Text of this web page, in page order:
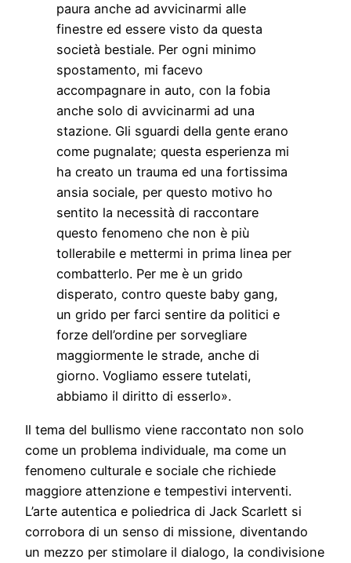
paura anche ad avvicinarmi alle
finestre ed essere visto da questa
società bestiale. Per ogni minimo
spostamento, mi facevo
accompagnare in auto, con la fobia
anche solo di avvicinarmi ad una
stazione. Gli sguardi della gente erano
come pugnalate; questa esperienza mi
ha creato un trauma ed una fortissima
ansia sociale, per questo motivo ho
sentito la necessità di raccontare
questo fenomeno che non è più
tollerabile e mettermi in prima linea per
combatterlo. Per me è un grido
disperato, contro queste baby gang,
un grido per farci sentire da politici e
forze dell’ordine per sorvegliare
maggiormente le strade, anche di
giorno. Vogliamo essere tutelati,
abbiamo il diritto di esserlo».
Il tema del bullismo viene raccontato non solo
come un problema individuale, ma come un
fenomeno culturale e sociale che richiede
maggiore attenzione e tempestivi interventi.
L’arte autentica e poliedrica di Jack Scarlett si
corrobora di un senso di missione, diventando
un mezzo per stimolare il dialogo, la condivisione